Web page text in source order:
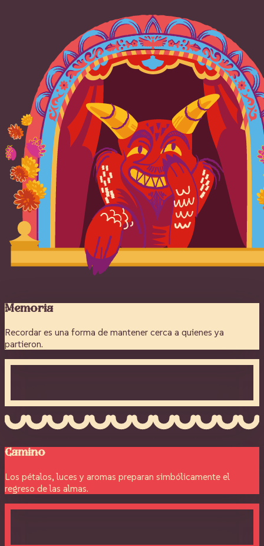
Memoria
Recordar es una forma de mantener cerca a quienes ya
partieron.
Camino
Los pétalos, luces y aromas preparan simbólicamente el
regreso de las almas.